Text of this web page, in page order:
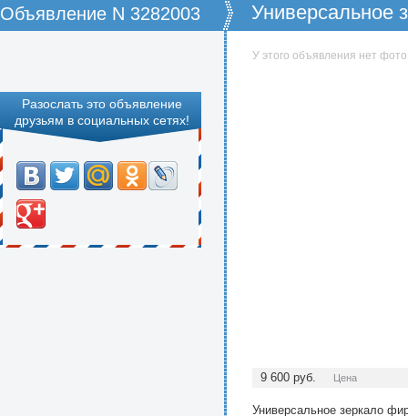
Объявление N 3282003 Универсальное
Разослать это объявление
друзьям в социальных сетях!
У этого объявления нет
9 600 руб. Цена
Универсальное зеркало